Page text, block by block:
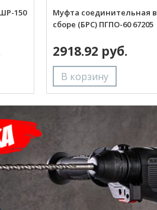
150
Муфта соединительная в
сборе (БРС) ПГПО-60 67205
2918.92 руб.